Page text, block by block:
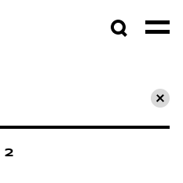
초기
2